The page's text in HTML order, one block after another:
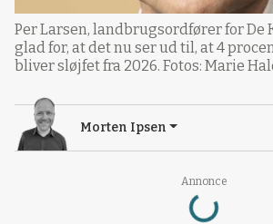
Annonce
Loading...
Per Larsen, landbrugsordfører for De
glad for, at det nu ser ud til, at 4
bliver sløjfet fra 2026. Fotos: Marie
Morten Ipsen